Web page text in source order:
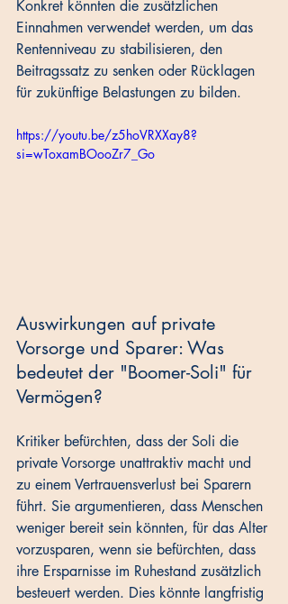
Konkret könnten die zusätzlichen
Einnahmen verwendet werden, um das
Rentenniveau zu stabilisieren, den
Beitragssatz zu senken oder Rücklagen
für zukünftige Belastungen zu bilden.
https://youtu.be/z5hoVRXXay8?
si=wToxamBOooZr7_Go
Auswirkungen auf private
Vorsorge und Sparer: Was
bedeutet der "Boomer-Soli" für
Vermögen?
Kritiker befürchten, dass der Soli die
private Vorsorge unattraktiv macht und
zu einem Vertrauensverlust bei Sparern
führt. Sie argumentieren, dass Menschen
weniger bereit sein könnten, für das Alter
vorzusparen, wenn sie befürchten, dass
ihre Ersparnisse im Ruhestand zusätzlich
besteuert werden. Dies könnte langfristig